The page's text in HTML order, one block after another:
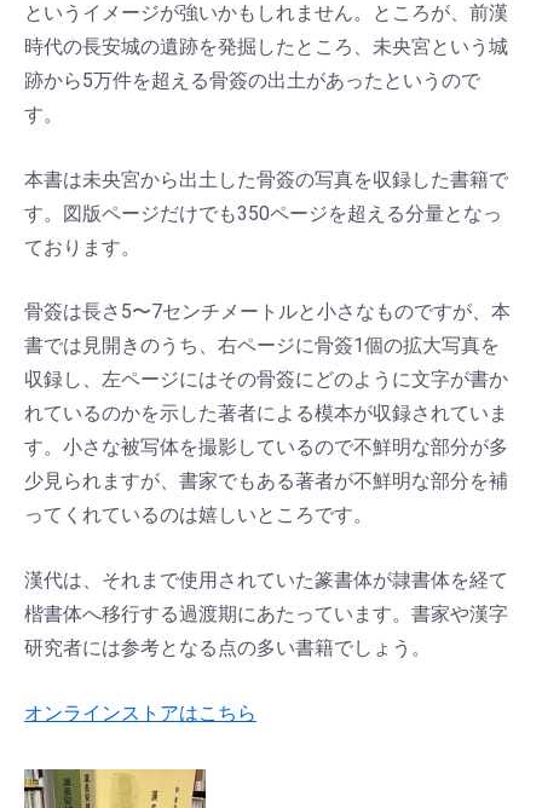
というイメージが強いかもしれません。ところが、前漢
時代の長安城の遺跡を発掘したところ、未央宮という城
跡から5万件を超える骨簽の出土があったというので
す。
本書は未央宮から出土した骨簽の写真を収録した書籍で
す。図版ページだけでも350ページを超える分量となっ
ております。
骨簽は長さ5〜7センチメートルと小さなものですが、本
書では見開きのうち、右ページに骨簽1個の拡大写真を
収録し、左ページにはその骨簽にどのように文字が書か
れているのかを示した著者による模本が収録されていま
す。小さな被写体を撮影しているので不鮮明な部分が多
少見られますが、書家でもある著者が不鮮明な部分を補
ってくれているのは嬉しいところです。
漢代は、それまで使用されていた篆書体が隷書体を経て
楷書体へ移行する過渡期にあたっています。書家や漢字
研究者には参考となる点の多い書籍でしょう。
オンラインストアはこちら